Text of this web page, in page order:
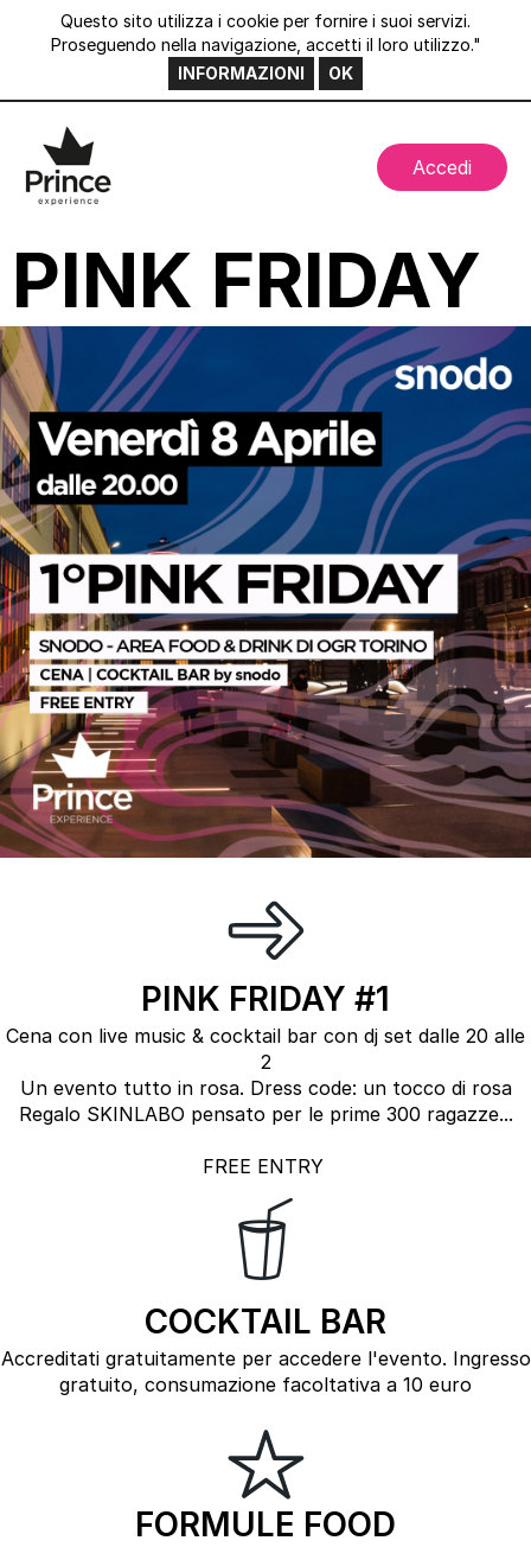
Questo sito utilizza i cookie per fornire i suoi servizi.
Proseguendo nella navigazione, accetti il loro utilizzo."
INFORMAZIONI
OK
Accedi
PINK FRIDAY
PINK FRIDAY #1
Cena con live music & cocktail bar con dj set dalle 20 alle
2
Un evento tutto in rosa. Dress code: un tocco di rosa
Regalo SKINLABO pensato per le prime 300 ragazze...
FREE ENTRY
COCKTAIL BAR
Accreditati gratuitamente per accedere l'evento. Ingresso
gratuito, consumazione facoltativa a 10 euro
FORMULE FOOD